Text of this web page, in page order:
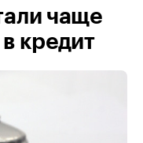
чаще
кредит